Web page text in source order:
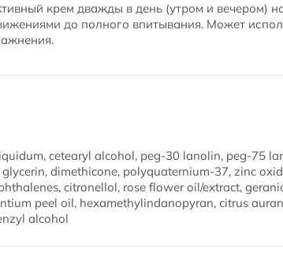
крем дважды в день (утром и вечером)
до полного впитывания. Может
cetearyl alcohol, peg-30 lanolin, peg-75
dimethicone, polyquaternium-37, zinc
citronellol, rose flower oil/extract,
peel oil, hexamethylindanopyran, citrus
alcohol